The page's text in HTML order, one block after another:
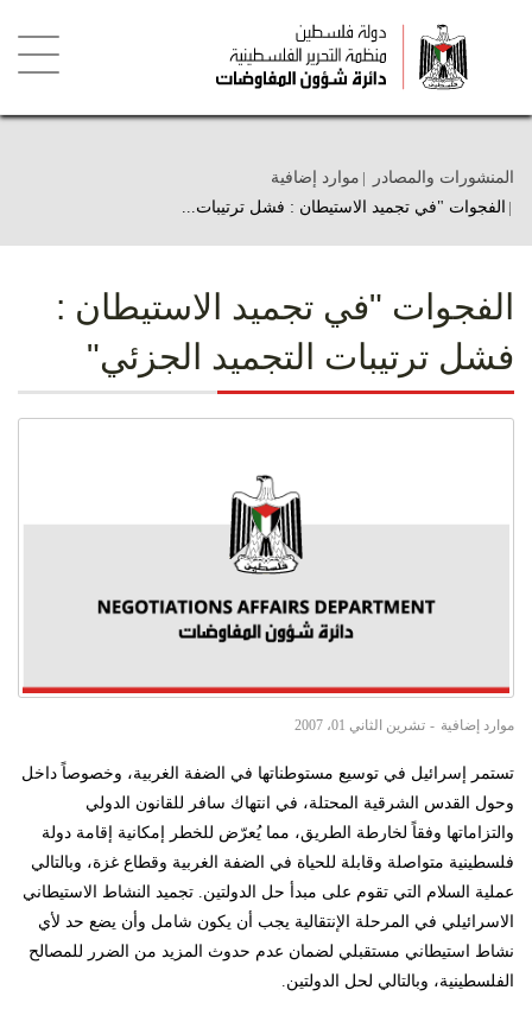
المنشورات والمصادر موارد إضافية
الفجوات "في تجميد الاستيطان : فشل ترتيبات...
الفجوات "في تجميد الاستيطان :
فشل ترتيبات التجميد الجزئي"
موارد إضافية تشرين الثاني 01، 2007
تستمر إسرائيل في توسيع مستوطناتها في الضفة الغربية، وخصوصاً داخل
وحول القدس الشرقية المحتلة، في انتهاك سافر للقانون الدولي
والتزاماتها وفقاً لخارطة الطريق، مما يُعرّض للخطر إمكانية إقامة دولة
فلسطينية متواصلة وقابلة للحياة في الضفة الغربية وقطاع غزة، وبالتالي
عملية السلام التي تقوم على مبدأ حل الدولتين. تجميد النشاط الاستيطاني
الاسرائيلي في المرحلة الإنتقالية يجب أن يكون شامل وأن يضع حد لأي
نشاط استيطاني مستقبلي لضمان عدم حدوث المزيد من الضرر للمصالح
الفلسطينية، وبالتالي لحل الدولتين.